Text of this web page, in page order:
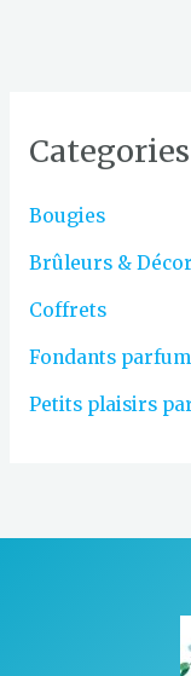
Categories
Bougies
Brûleurs &
Coffrets
Fondants
Petits plaisirs